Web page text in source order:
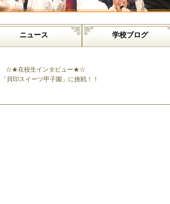
ニュース 学校ブログ
☆★在校生インタビュー★☆
「貝印スイーツ甲子園」に挑戦！！